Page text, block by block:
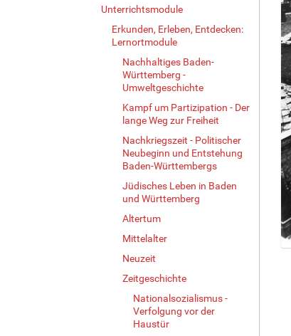
Unterrichtsmodule
Erkunden, Erleben, Entdecken:
Lernortmodule
Nachhaltiges Baden-
Württemberg -
Umweltgeschichte
Kampf um Partizipation - Der
lange Weg zur Freiheit
Nachkriegszeit - Politischer
Neubeginn und Entstehung
Baden-Württembergs
Jüdisches Leben in Baden
und Württemberg
Altertum
Mittelalter
Neuzeit
Zeitgeschichte
Nationalsozialismus -
Verfolgung vor der
Haustür